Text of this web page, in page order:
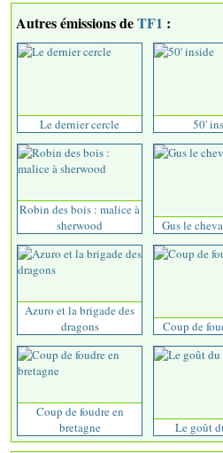
Autres émissions deTF1 :
Le dernier cercle 50'
Robin des bois : malice à
sherwood
Gus le
Azuro et la brigade des
dragons
Coup de
Coup de foudre en
bretagne
Le goût